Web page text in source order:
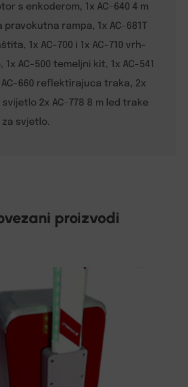
s enkoderom, 1x AC-640 4 m
pravokutna rampa, 1x AC-681T
1x AC-700 i 1x AC-710 vrh-
1x AC-500 temeljni kit, 1x AC-541
AC-660 reflektirajuca traka, 2x
svijetlo 2x AC-778 8 m led trake
za svjetlo.
proizvodi